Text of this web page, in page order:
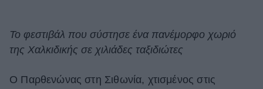
Deco
Green
Το φεστιβάλ που σύστησε ένα πανέμορφο χωριό
της Χαλκιδικής σε χιλιάδες ταξιδιώτες
Ο Παρθενώνας στη Σιθωνία, χτισμένος στις